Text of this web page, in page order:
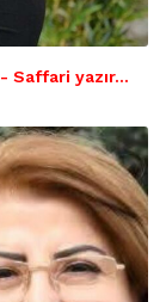
- Saffari yazır…